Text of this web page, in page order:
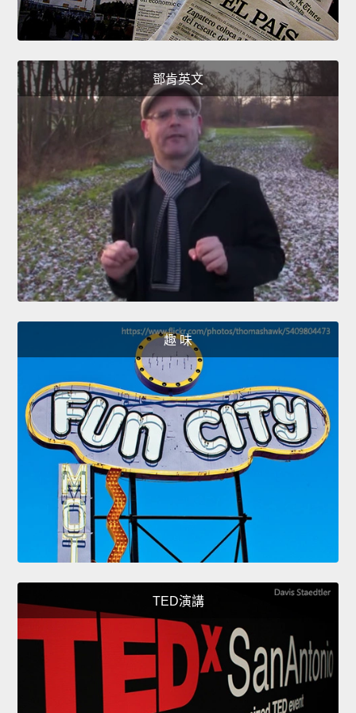
鄧肯英文
趣 味
TED演講